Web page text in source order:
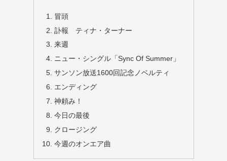
冒頭
訃報 ティナ・ターナー
来週
ニュー・シングル「Sync Of Summer」
サンソン放送1600回記念ノベルティ
エンディング
神頼み！
今日の最後
クロージング
今週のオンエア曲